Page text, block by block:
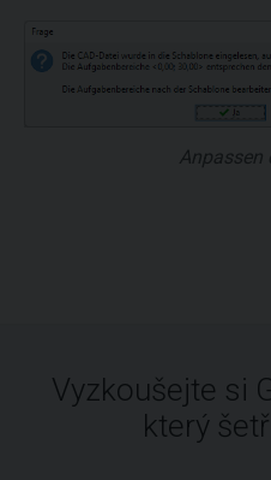
Anpassen
Vyzkoušejte si
který